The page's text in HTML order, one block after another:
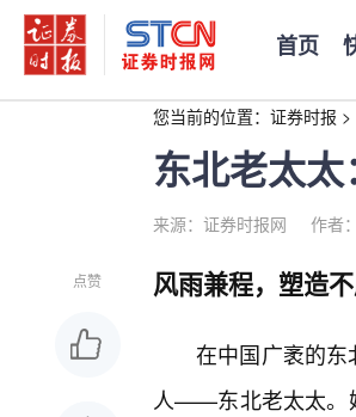
首页
您当前的位置： 证券时报 >
东北老太
来源：证券时报网 作者
点赞 风雨兼程，塑造
在中国广袤的
人——东北老太太。